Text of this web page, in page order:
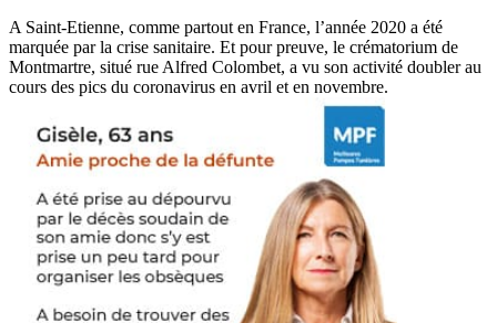
A Saint-Etienne, comme partout en France, l’année 2020 a été
marquée par la crise sanitaire. Et pour preuve, le crématorium de
Montmartre, situé rue Alfred Colombet, a vu son activité doubler au
cours des pics du coronavirus en avril et en novembre.